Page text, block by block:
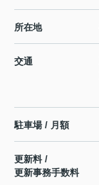
所在地
交通
駐車場 / 月額
更新料 /
更新事務手数料